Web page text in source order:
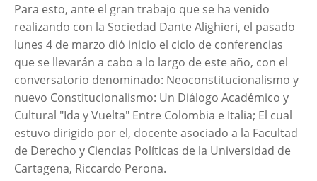
Para esto, ante el gran trabajo que se ha venido
realizando con la Sociedad Dante Alighieri, el pasado
lunes 4 de marzo dió inicio el ciclo de conferencias
que se llevarán a cabo a lo largo de este año, con el
conversatorio denominado: Neoconstitucionalismo y
nuevo Constitucionalismo: Un Diálogo Académico y
Cultural "Ida y Vuelta" Entre Colombia e Italia; El cual
estuvo dirigido por el, docente asociado a la Facultad
de Derecho y Ciencias Políticas de la Universidad de
Cartagena, Riccardo Perona.